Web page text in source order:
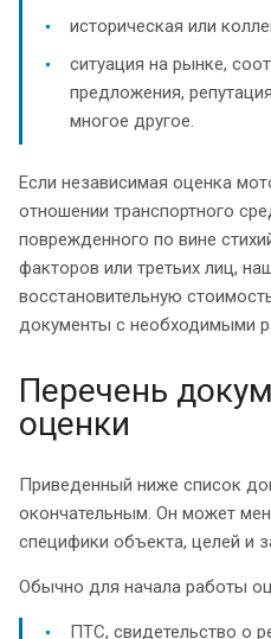
историческая или
ситуация на рынке,
предложения,
многое другое.
Если независимая оценка
отношении транспортного
поврежденного по вине
факторов или третьих лиц,
восстановительную
документы с необходимыми
Перечень
оценки
Приведенный ниже список
окончательным. Он может
специфики объекта, целей и
Обычно для начала работы
ПТС, свидетельство о